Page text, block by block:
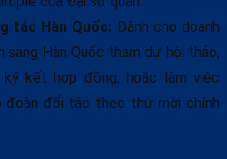
tác Hàn Quốc: Dành cho doanh
sang Hàn Quốc tham dự hội thảo,
kết hợp đồng, hoặc làm việc
đối tác theo thư mời chính